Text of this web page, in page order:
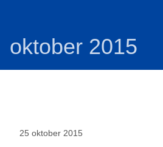
oktober 2015
25 oktober 2015